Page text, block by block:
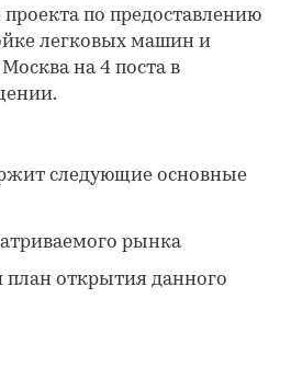
проекта по предоставлению
легковых машин и
на 4 поста в
следующие основные
рынка
открытия данного